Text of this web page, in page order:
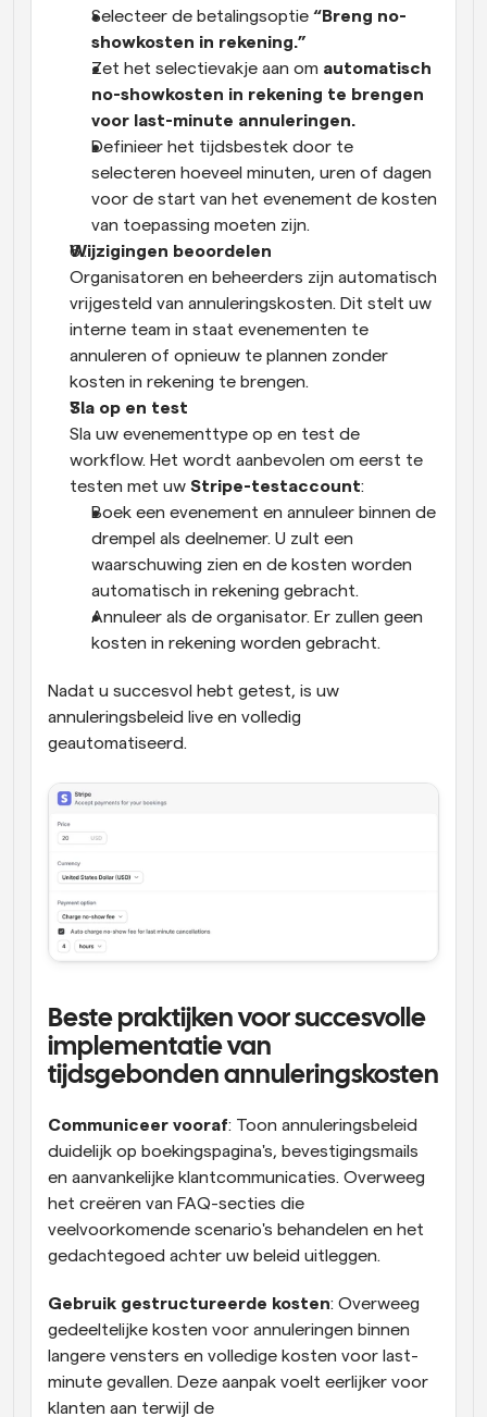
Selecteer de betalingsoptie “Breng no-
showkosten in rekening.”
Zet het selectievakje aan om automatisch
no-showkosten in rekening te brengen
voor last-minute annuleringen.
Definieer het tijdsbestek door te
selecteren hoeveel minuten, uren of dagen
voor de start van het evenement de kosten
van toepassing moeten zijn.
Wijzigingen beoordelen
Organisatoren en beheerders zijn automatisch
vrijgesteld van annuleringskosten. Dit stelt uw
interne team in staat evenementen te
annuleren of opnieuw te plannen zonder
kosten in rekening te brengen.
Sla op en test
Sla uw evenementtype op en test de
workflow. Het wordt aanbevolen om eerst te
testen met uw Stripe-testaccount:
Boek een evenement en annuleer binnen de
drempel als deelnemer. U zult een
waarschuwing zien en de kosten worden
automatisch in rekening gebracht.
Annuleer als de organisator. Er zullen geen
kosten in rekening worden gebracht.
Nadat u succesvol hebt getest, is uw
annuleringsbeleid live en volledig
geautomatiseerd.
Beste praktijken voor succesvolle
implementatie van
tijdsgebonden annuleringskosten
Communiceer vooraf: Toon annuleringsbeleid
duidelijk op boekingspagina's, bevestigingsmails
en aanvankelijke klantcommunicaties. Overweeg
het creëren van FAQ-secties die
veelvoorkomende scenario's behandelen en het
gedachtegoed achter uw beleid uitleggen.
Gebruik gestructureerde kosten: Overweeg
gedeeltelijke kosten voor annuleringen binnen
langere vensters en volledige kosten voor last-
minute gevallen. Deze aanpak voelt eerlijker voor
klanten aan terwijl de